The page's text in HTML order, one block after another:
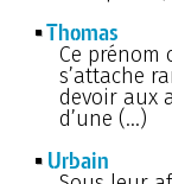
Thomas
Ce prénom
s’attache
devoir aux
d’une (…)
Urbain